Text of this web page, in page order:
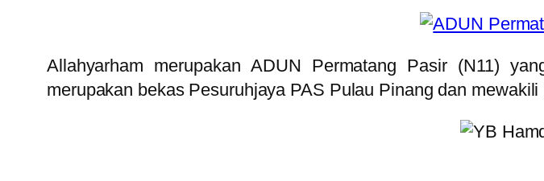
Allahyarham merupakan ADUN Permatang Pasir (N11)
merupakan bekas Pesuruhjaya PAS Pulau Pinang dan mewakili